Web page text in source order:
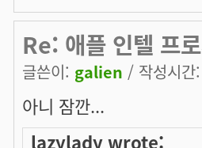
Re: 애플 인텔 프
글쓴이: galien / 작성시
아니 잠깐...
lazylady wrote: